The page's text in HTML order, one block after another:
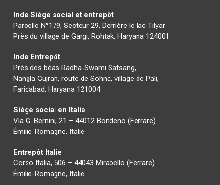
Inde Siège social et entrepôt
Parcelle N°179, Secteur 29, Derrière le lac Tilyar,
Près du village de Gargi, Rohtak, Haryana 124001
Inde Entrepôt
Près des béas Radha-Swami Satsang,
Nangla Gujran, route de Sohna, village de Pali,
Faridabad, Haryana 121004
Siège social en Italie
Via G. Bernini, 21 – 44012 Bondeno (Ferrare)
Émilie-Romagne, Italie
Entrepôt Italie
Corso Italia, 506 – 44043 Mirabello (Ferrare)
Émilie-Romagne, Italie